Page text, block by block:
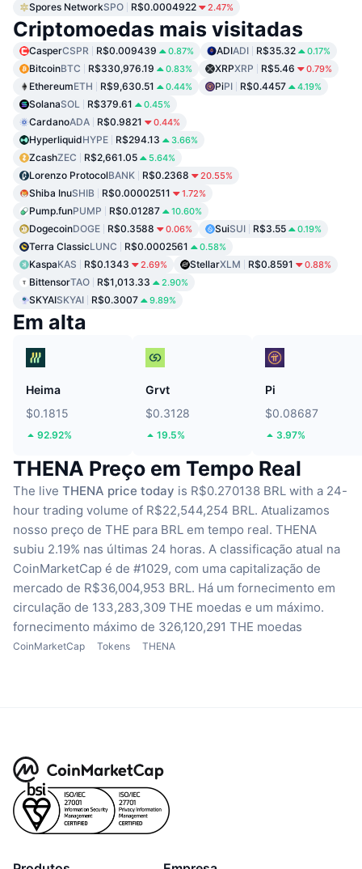
Spores NetworkSPO R$0.0004922 2.47%
Criptomoedas mais visitadas
CasperCSPR R$0.009439 0.87% ADIADI R$35.32 0.17%
BitcoinBTC R$330,976.19 0.83% XRPXRP R$5.46 0.79%
EthereumETH R$9,630.51 0.44% PiPI R$0.4457 4.19%
SolanaSOL R$379.61 0.45%
CardanoADA R$0.9821 0.44%
HyperliquidHYPE R$294.13 3.66%
ZcashZEC R$2,661.05 5.64%
Lorenzo ProtocolBANK R$0.2368 20.55%
Shiba InuSHIB R$0.00002511 1.72%
Pump.funPUMP R$0.01287 10.60%
DogecoinDOGE R$0.3588 0.06% SuiSUI R$3.55 0.19%
Terra ClassicLUNC R$0.0002561 0.58%
KaspaKAS R$0.1343 2.69% StellarXLM R$0.8591 0.88%
BittensorTAO R$1,013.33 2.90%
SKYAISKYAI R$0.3007 9.89%
Em alta
Heima
$0.1815
92.92%
Grvt
$0.3128
19.5%
Pi
$0.08687
3.97%
THENA Preço em Tempo Real
The live THENA price today is R$0.270138 BRL with a 24-
hour trading volume of R$22,544,254 BRL. Atualizamos
nosso preço de THE para BRL em tempo real. THENA
subiu 2.19% nas últimas 24 horas. A classificação atual na
CoinMarketCap é de #1029, com uma capitalização de
mercado de R$36,004,953 BRL. Há um fornecimento em
circulação de 133,283,309 THE moedas e um máximo.
fornecimento máximo de 326,120,291 THE moedas
CoinMarketCap Tokens THENA